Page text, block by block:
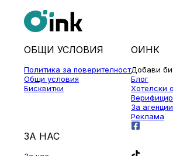
ОБЩИ УСЛОВИЯ
Политика за поверителност
Общи условия
Бисквитки
ОИНК
Добави
Блог
Хотелски
За агенции
Реклама
ЗА НАС